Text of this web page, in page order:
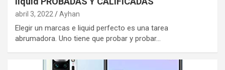
abril 3, 2022 Ayhan
Elegir un marcas e liquid perfecto es una tarea
abrumadora. Uno tiene que probar y probar…